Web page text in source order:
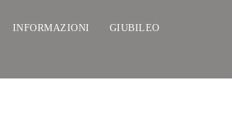
INFORMAZIONI GIUBILEO